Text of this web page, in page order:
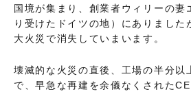
国境が集まり、創業者ウィリーの妻
り受けたドイツの地）にありまし
大火災で消失していまいます。
壊滅的な火災の直後、工場の半分以
で、早急な再建を余儀なくされた